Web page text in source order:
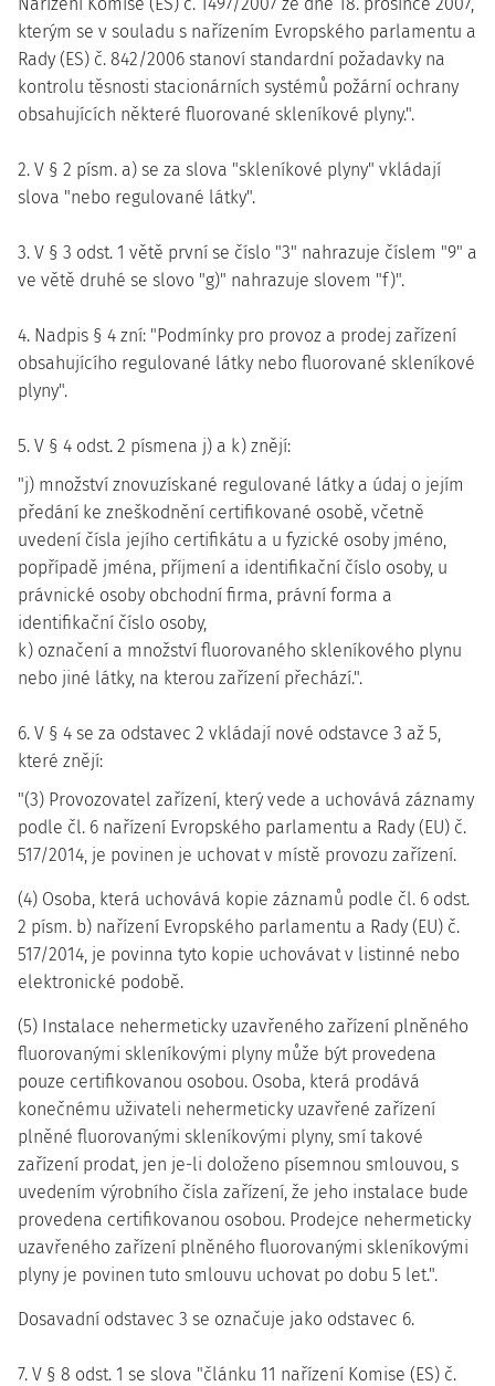
kterým se v souladu s nařízením Evropského parlamentu a
Rady (ES) č. 842/2006 stanoví standardní požadavky na
kontrolu těsnosti stacionárních systémů požární ochrany
obsahujících některé fluorované skleníkové plyny.".
2. V § 2 písm. a) se za slova "skleníkové plyny" vkládají
slova "nebo regulované látky".
3. V § 3 odst. 1 větě první se číslo "3" nahrazuje číslem "9" a
ve větě druhé se slovo "g)" nahrazuje slovem "f)".
4. Nadpis § 4 zní: "Podmínky pro provoz a prodej zařízení
obsahujícího regulované látky nebo fluorované skleníkové
plyny".
5. V § 4 odst. 2 písmena j) a k) znějí:
"j) množství znovuzískané regulované látky a údaj o jejím
předání ke zneškodnění certifikované osobě, včetně
uvedení čísla jejího certifikátu a u fyzické osoby jméno,
popřípadě jména, příjmení a identifikační číslo osoby, u
právnické osoby obchodní firma, právní forma a
identifikační číslo osoby,
k) označení a množství fluorovaného skleníkového plynu
nebo jiné látky, na kterou zařízení přechází.".
6. V § 4 se za odstavec 2 vkládají nové odstavce 3 až 5,
které znějí:
"(3) Provozovatel zařízení, který vede a uchovává záznamy
podle čl. 6 nařízení Evropského parlamentu a Rady (EU) č.
517/2014, je povinen je uchovat v místě provozu zařízení.
(4) Osoba, která uchovává kopie záznamů podle čl. 6 odst.
2 písm. b) nařízení Evropského parlamentu a Rady (EU) č.
517/2014, je povinna tyto kopie uchovávat v listinné nebo
elektronické podobě.
(5) Instalace nehermeticky uzavřeného zařízení plněného
fluorovanými skleníkovými plyny může být provedena
pouze certifikovanou osobou. Osoba, která prodává
konečnému uživateli nehermeticky uzavřené zařízení
plněné fluorovanými skleníkovými plyny, smí takové
zařízení prodat, jen je-li doloženo písemnou smlouvou, s
uvedením výrobního čísla zařízení, že jeho instalace bude
provedena certifikovanou osobou. Prodejce nehermeticky
uzavřeného zařízení plněného fluorovanými skleníkovými
plyny je povinen tuto smlouvu uchovat po dobu 5 let.".
Dosavadní odstavec 3 se označuje jako odstavec 6.
7. V § 8 odst. 1 se slova "článku 11 nařízení Komise (ES) č.